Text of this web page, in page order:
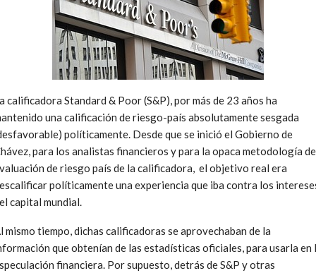
calificadora Standard & Poor (S&P), por más de 23 años ha
una calificación de riesgo-país absolutamente sesgada
políticamente. Desde que se inició el Gobierno de
para los analistas financieros y para la opaca metodología de
de riesgo país de la calificadora, el objetivo real era
políticamente una experiencia que iba contra los
capital mundial.
mismo tiempo, dichas calificadoras se aprovechaban de la
que obtenían de las estadísticas oficiales, para usarla en
financiera. Por supuesto, detrás de S&P y otras